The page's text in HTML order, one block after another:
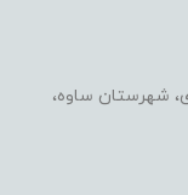
شهرستان ساوه،